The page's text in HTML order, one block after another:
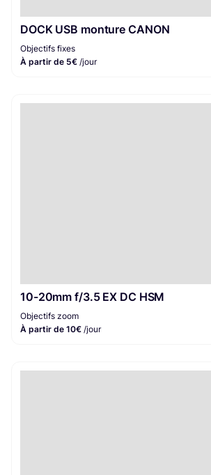
DOCK USB monture CANON
Objectifs fixes
À partir de 5€ /jour
10-20mm f/3.5 EX DC HSM
Objectifs zoom
À partir de 10€ /jour